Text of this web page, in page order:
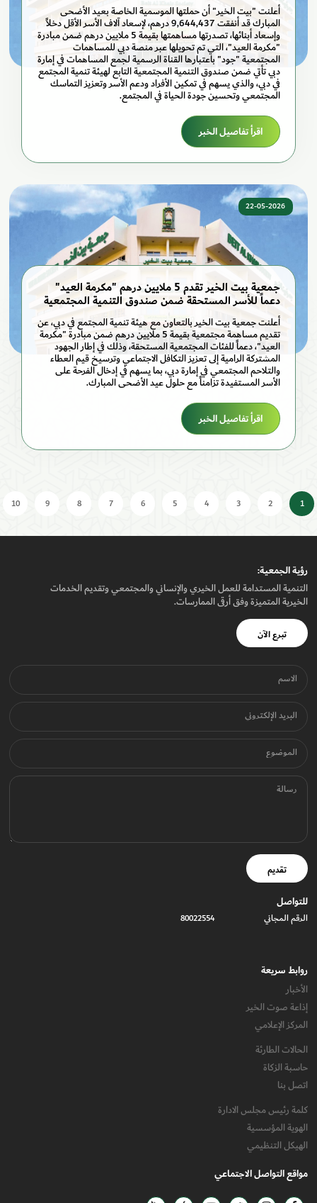
أعلنت "بيت الخير" أن حملتها الموسمية الخاصة بعيد الأضحى
المبارك قد أنفقت 9,644,437 درهم، لإسعاد آلاف الأسر الأقل دخلاً
وإسعاد أبنائها، تصدرتها مساهمتها بقيمة 5 ملايين درهم ضمن مبادرة
"مكرمة العيد"، التي تم تحويلها عبر منصة دبي للمساهمات
المجتمعية "جود" باعتبارها القناة الرسمية لجمع المساهمات في إمارة
دبي تأتي ضمن صندوق التنمية المجتمعية التابع لهيئة تنمية المجتمع
في دبي، والذي يسهم في تمكين الأفراد ودعم الأسر وتعزيز التماسك
المجتمعي وتحسين جودة الحياة في المجتمع.
اقرأ تفاصيل الخبر
22-05-2026
جمعية بيت الخير تقدم 5 ملايين درهم "مكرمة العيد"
دعماً للأسر المستحقة ضمن صندوق التنمية المجتمعية
أعلنت جمعية بيت الخير بالتعاون مع هيئة تنمية المجتمع في دبي، عن
تقديم مساهمة مجتمعية بقيمة 5 ملايين درهم ضمن مبادرة "مكرمة
العيد"، دعماً للفئات المجتمعية المستحقة، وذلك في إطار الجهود
المشتركة الرامية إلى تعزيز التكافل الاجتماعي وترسيخ قيم العطاء
والتلاحم المجتمعي في إمارة دبي، بما يسهم في إدخال الفرحة على
الأسر المستفيدة تزامناً مع حلول عيد الأضحى المبارك.
اقرأ تفاصيل الخبر
1
2
3
4
5
6
7
8
9
10
رؤيـة الجمعيـة:
التنمية المستدامة للعمل الخيري والإنساني والمجتمعي وتقديم الخدمات
الخيرية المتميزة وفق أرقى الممارسات.
تبرع الآن
الاسم
البريد الإلكتروني
الموضوع
رسالة
تقديم
للتواصل
الرقم المجاني 80022554
روابط سريعة
الأخبار
إذاعة صوت الخير
المركز الإعلامي
الحالات الطارئة
حاسبة الزكاة
اتصل بنا
كلمة رئيس مجلس الادارة
الهوية المؤسسية
الهيكل التنظيمي
مواقع التواصل الاجتماعي